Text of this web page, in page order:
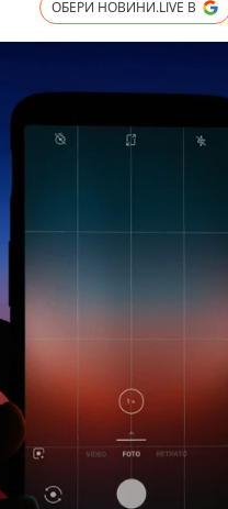
ОБЕРИ НОВИНИ.LIVE В